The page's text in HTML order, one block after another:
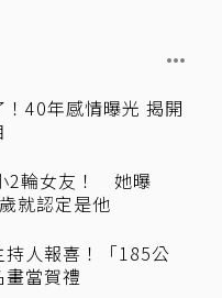
40年感情曝光 揭開
2輪女友！ 她曝
就認定是他
持人報喜！「185公
當賀禮